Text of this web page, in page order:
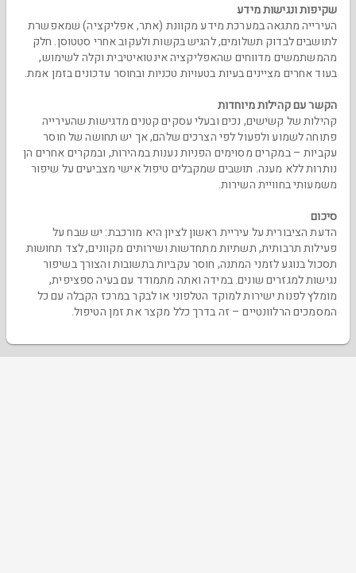
שקיפות ונגישות מידע
העירייה מתגאה במערכת מידע מקוונת (אתר, אפליקציה) שמאפשרת
לתושבים לבדוק תשלומים, להגיש בקשות ולעקוב אחרי סטטוסן. חלק
מהמשתמשים מדווחים שהאפליקציה אינטואיטיבית וקלה לשימוש,
בעוד אחרים מציינים בעיות בטעויות טכניות ובחוסר עדכונים בזמן אמת.
הקשר עם קהילות מיוחדות
קהילות של קשישים, נכים ובעלי עסקים קטנים מדגישות שהעירייה
פתוחה לשמוע ולפעול לפי הצרכים שלהם, אך יש תחושה של חוסר
עקביות – במקרים מסוימים הפניות נענות במהירות, ובמקרים אחרים הן
נותרות ללא מענה. תושבים שמקבלים טיפול אישי מצביעים על שיפור
משמעותי בחוויית השירות.
סיכום
הדעת הציבורית על עיריית ראשון לציון היא מורכבת: יש שבח על
פעילות תרבותית, תשתיות מתחדשות ושירותים מקוונים, לצד תחושות
תסכול בנוגע לזמני המתנה, חוסר עקביות בתשובות והצורך בשיפור
נגישות למגזרים שונים. במידה ואתה מתמודד עם בעיה ספציפית,
מומלץ לפנות ישירות למוקד הטלפוני או לבקר במרכז הקבלה עם כל
המסמכים הרלוונטיים – זה בדרך כלל מקצר את זמן הטיפול.